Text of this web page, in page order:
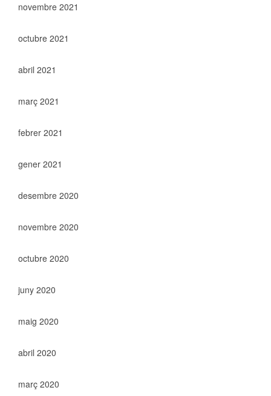
novembre 2021
octubre 2021
abril 2021
març 2021
febrer 2021
gener 2021
desembre 2020
novembre 2020
octubre 2020
juny 2020
maig 2020
abril 2020
març 2020